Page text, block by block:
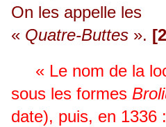
On les appelle les
« Quatre-Buttes ».
« Le nom de la
sous les formes
date), puis, en 1336 :